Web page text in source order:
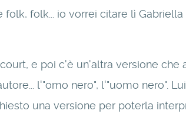
folk... io vorrei citare lì
e poi c'è un'altra versione che
l'"omo nero", l'"uomo nero".
una versione per poterla